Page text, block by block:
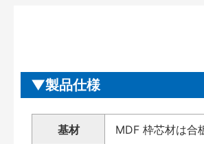
製品仕様
基材 MDF 枠芯材は合